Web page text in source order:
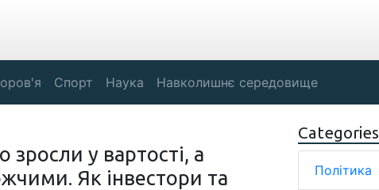
Спорт Наука Навколишнє середовище
зросли у вартості, а
Як інвестори та
Categories
Політика